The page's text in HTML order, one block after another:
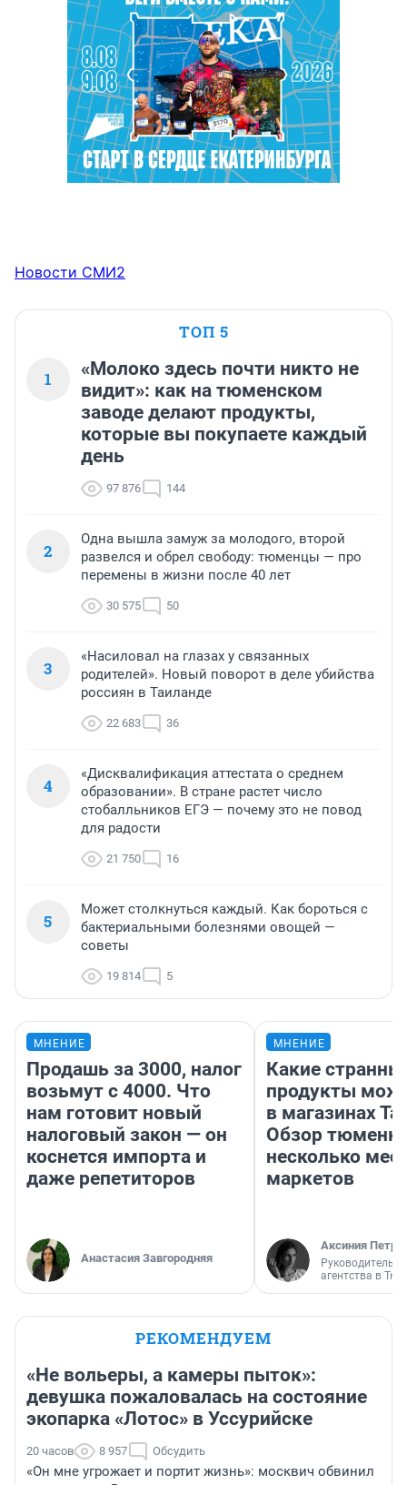
Новости СМИ2
ТОП 5
1
«Молоко здесь почти никто не
видит»: как на тюменском
заводе делают продукты,
которые вы покупаете каждый
день
97 876 144
2
Одна вышла замуж за молодого, второй
развелся и обрел свободу: тюменцы — про
перемены в жизни после 40 лет
30 575 50
3
«Насиловал на глазах у связанных
родителей». Новый поворот в деле убийства
россиян в Таиланде
22 683 36
4
«Дисквалификация аттестата о среднем
образовании». В стране растет число
стобалльников ЕГЭ — почему это не повод
для радости
21 750 16
5
Может столкнуться каждый. Как бороться с
бактериальными болезнями овощей —
советы
19 814 5
МНЕНИЕ
Продашь за 3000, налог
возьмут с 4000. Что
нам готовит новый
налоговый закон — он
коснется импорта и
даже репетиторов
Анастасия Завгородняя
МНЕНИЕ
Какие
продукты
в магазинах
Обзор
несколько
маркетов
Аксиния
Руководитель
агентства в
РЕКОМЕНДУЕМ
«Не вольеры, а камеры пыток»:
девушка пожаловалась на состояние
экопарка «Лотос» в Уссурийске
20 часов 8 957 Обсудить
«Он мне угрожает и портит жизнь»: москвич обвинил